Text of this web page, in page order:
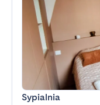
Sypialnia